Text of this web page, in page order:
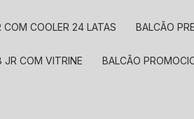
COM COOLER 24 LATAS BALCÃO
JR COM VITRINE BALCÃO